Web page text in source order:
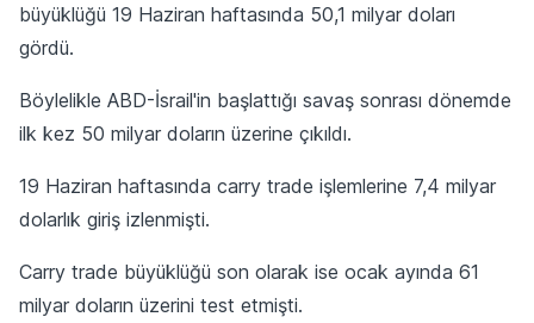
büyüklüğü 19 Haziran haftasında 50,1 milyar doları
gördü.
Böylelikle ABD-İsrail'in başlattığı savaş sonrası dönemde
ilk kez 50 milyar doların üzerine çıkıldı.
19 Haziran haftasında carry trade işlemlerine 7,4 milyar
dolarlık giriş izlenmişti.
Carry trade büyüklüğü son olarak ise ocak ayında 61
milyar doların üzerini test etmişti.